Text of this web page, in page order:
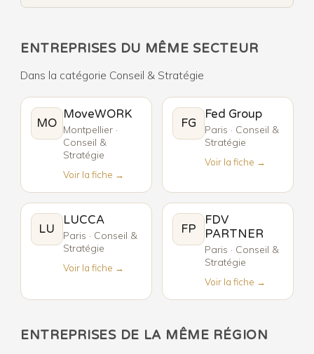
ENTREPRISES DU MÊME SECTEUR
Dans la catégorie Conseil & Stratégie
MO
MoveWORK
Montpellier ·
Conseil &
Stratégie
Voir la fiche →
FG
Fed Group
Paris · Conseil &
Stratégie
Voir la fiche →
LU
LUCCA
Paris · Conseil &
Stratégie
Voir la fiche →
FP
FDV
PARTNER
Paris · Conseil &
Stratégie
Voir la fiche →
ENTREPRISES DE LA MÊME RÉGION